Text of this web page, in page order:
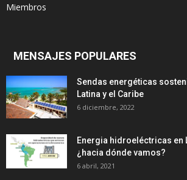
Miembros
MENSAJES POPULARES
Sendas energéticas
Latina y el Caribe
6 diciembre, 2022
Energia hidroeléctricas en
¿hacia dónde vamos?
6 abril, 2021